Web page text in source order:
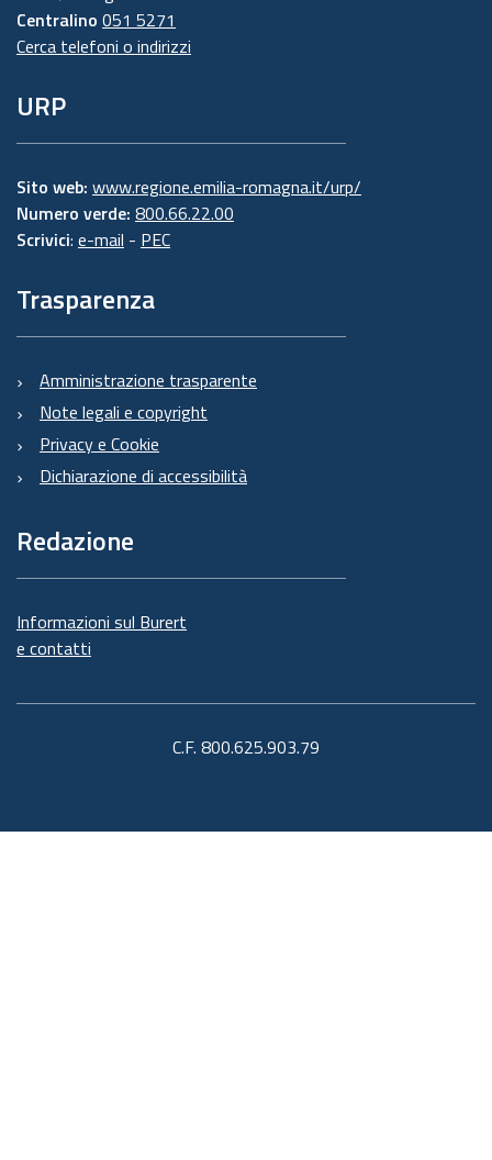
Centralino 051 5271
Cerca telefoni o indirizzi
URP
Sito web: www.regione.emilia-romagna.it/urp/
Numero verde: 800.66.22.00
Scrivici: e-mail - PEC
Trasparenza
Amministrazione trasparente
Note legali e copyright
Privacy e Cookie
Dichiarazione di accessibilità
Redazione
Informazioni sul Burert
e contatti
C.F. 800.625.903.79